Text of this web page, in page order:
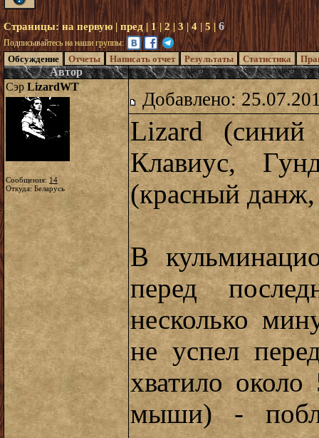
Страницы: на первую| пред|1|2|3|4 |5 | 6
Подписывайтесь на наши группы:
Обсуждение Отчеты Написать отчет Результаты Статистика
Автор
Сэр LizardWT
Сообщения: 14
Откуда: Беларусь
Добавлено:
Lizard (синий
Клавиус,
(красный
В
перед
несколько
не успел
хватило
мыши) -